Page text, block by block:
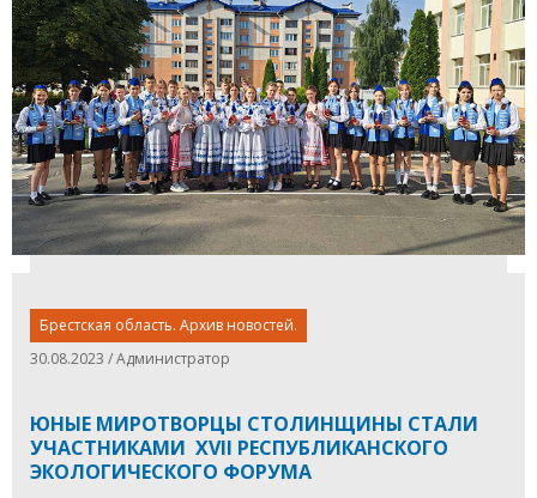
Брестская область. Архив новостей.
30.08.2023 / Администратор
ЮНЫЕ МИРОТВОРЦЫ СТОЛИНЩИНЫ СТАЛИ
УЧАСТНИКАМИ XVII РЕСПУБЛИКАНСКОГО
ЭКОЛОГИЧЕСКОГО ФОРУМА